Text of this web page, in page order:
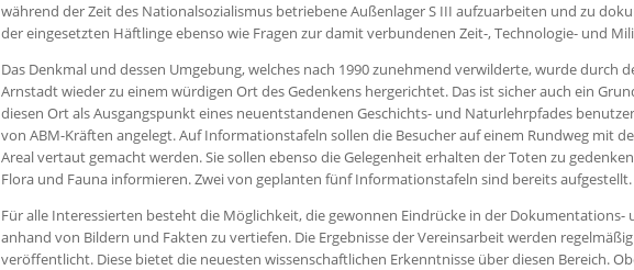
während der Zeit des Nationalsozialismus betriebene Außenlager S III aufzuarbeiten und zu
der eingesetzten Häftlinge ebenso wie Fragen zur damit verbundenen Zeit-, Technologie- und
Das Denkmal und dessen Umgebung, welches nach 1990 zunehmend verwilderte, wurde durch
Arnstadt wieder zu einem würdigen Ort des Gedenkens hergerichtet. Das ist sicher auch ein
diesen Ort als Ausgangspunkt eines neuentstandenen Geschichts- und Naturlehrpfades
von ABM-Kräften angelegt. Auf Informationstafeln sollen die Besucher auf einem Rundweg mit
Areal vertaut gemacht werden. Sie sollen ebenso die Gelegenheit erhalten der Toten zu
Flora und Fauna informieren. Zwei von geplanten fünf Informationstafeln sind bereits aufgestellt.
Für alle Interessierten besteht die Möglichkeit, die gewonnen Eindrücke in der Dokumentations-
anhand von Bildern und Fakten zu vertiefen. Die Ergebnisse der Vereinsarbeit werden
veröffentlicht. Diese bietet die neuesten wissenschaftlichen Erkenntnisse über diesen Bereich.